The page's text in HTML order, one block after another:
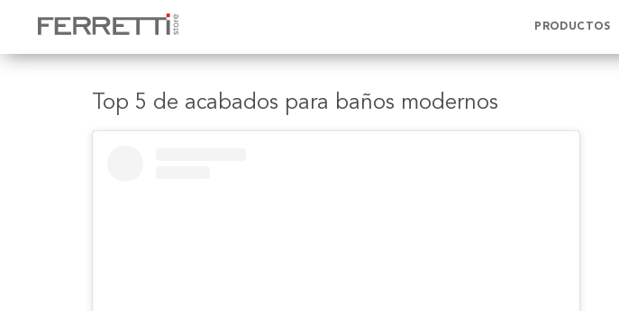
PRODUCTOS
Top 5 de acabados para baños modernos